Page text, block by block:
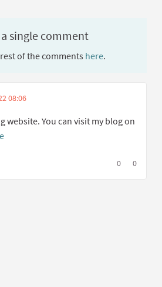
single comment
of the comments here.
08:06
website. You can visit my blog on
I agree with
0 I0